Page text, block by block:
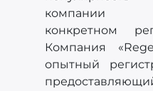
конкретном
Компания
опытный